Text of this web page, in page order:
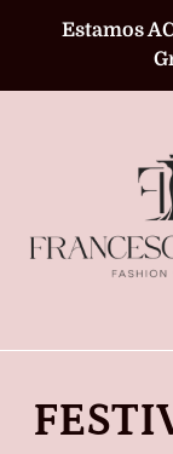
directamente
contenido
Estamos